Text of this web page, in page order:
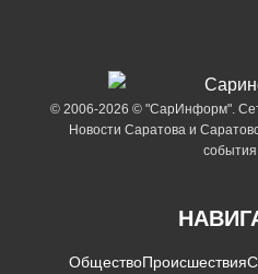
© 2006-2026 © "СарИнформ".
Новости Саратова и
ОбществоПроисшествия